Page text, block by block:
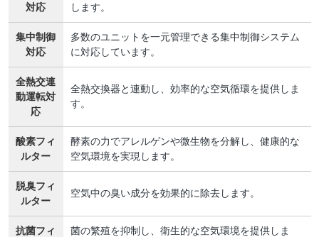
対応
します。
集中制御
対応
多数のユニットを一元管理できる集中制御システム
に対応しています。
全熱交連
動運転対
応
全熱交換器と連動し、効率的な空気循環を提供しま
す。
酸素フィ
ルター
酵素の力でアレルゲンや微生物を分解し、健康的な
空気環境を実現します。
脱臭フィ
ルター
空気中の臭い成分を効果的に除去します。
抗菌フィ
菌の繁殖を抑制し、衛生的な空気環境を提供しま